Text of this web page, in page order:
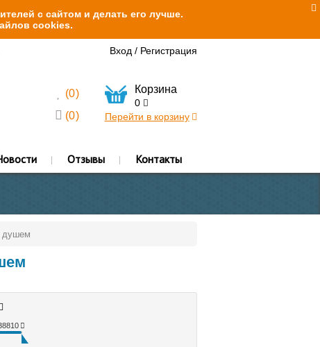
с сайтом и делать его лучше.
cookies.
Вход / Регистрация
(0)
(0)
Корзина
0
Перейти в корзину
Отзывы Контакты
душем